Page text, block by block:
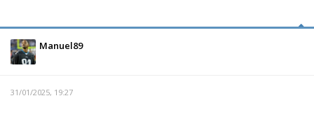
Manuel89
31/01/2025, 19:27